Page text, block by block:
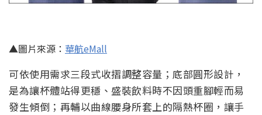
▲圖片來源： 華航eMall
可依使用需求三段式收摺調整容量；底部圓形設計，
是為讓杯體站得更穩、盛裝飲料時不因頭重腳輕而易
發生傾倒；再輔以曲線腰身所套上的隔熱杯圈，讓手